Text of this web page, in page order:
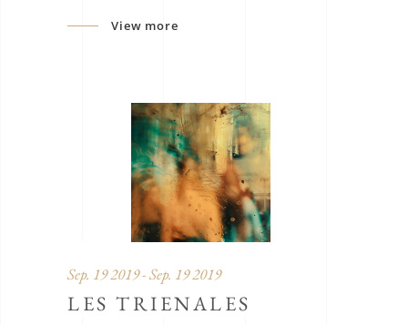
View more
Sep. 19 2019 - Sep. 19 2019
LES TRIENALES